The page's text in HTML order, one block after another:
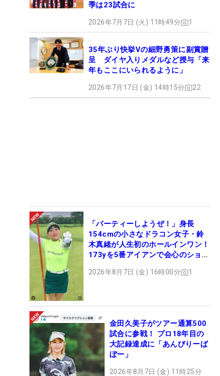
季は23試合に
2026年7月7日 (火) 11時49分 1
35年ぶり快挙Vの細野勇策に副賞贈
呈 ダイヤ入りメダルなど授与「来
年もここにいられるように」
2026年7月17日 (金) 14時15分 22
「パーティーしようぜ！」身長
154cmの小さなドラコン女子・鈴
木真緒が人生初のホールインワン！
173yを5番アイアンで会心のショッ
2026年8月7日 (金) 16時00分 1
金田久美子がツアー通算500
試合に参戦！ プロ18年目の
大記録達成に「あんびりーば
ぼー」
2026年8月7日 (金) 11時25分